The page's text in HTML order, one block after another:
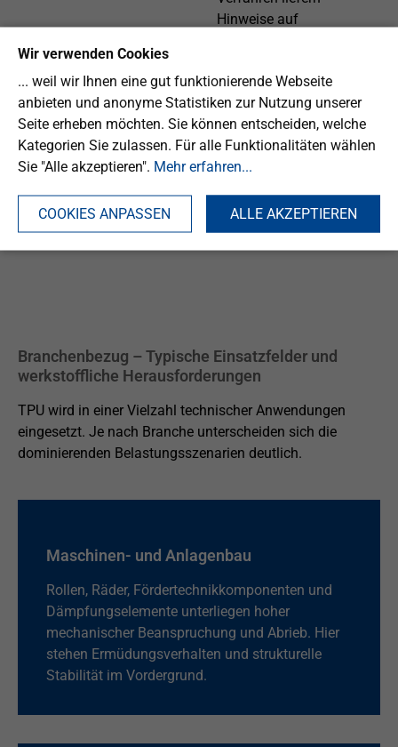
Hinweise auf
Veränderungen im
Urethansegment.
Mechanische Prüfungen
unter statischer und
zyklischer Belastung
Elastizitäts- und
Rückstellverhalten.
Branchenbezug – Typische Einsatzfelder und
werkstoffliche Herausforderungen
TPU wird in einer Vielzahl technischer Anwendungen
eingesetzt. Je nach Branche unterscheiden sich die
dominierenden Belastungsszenarien deutlich.
Maschinen- und Anlagenbau
Rollen, Räder, Fördertechnikkomponenten und
Dämpfungselemente unterliegen hoher
mechanischer Beanspruchung und Abrieb. Hier
stehen Ermüdungsverhalten und strukturelle
Stabilität im Vordergrund.
Wir verwenden Cookies
... weil wir Ihnen eine gut funktionierende Webseite
anbieten und anonyme Statistiken zur Nutzung unserer
Seite erheben möchten. Sie können entscheiden, welche
Kategorien Sie zulassen. Für alle Funktionalitäten wählen
Sie "Alle akzeptieren". Mehr erfahren...
COOKIES ANPASSEN ALLE AKZEPTIEREN